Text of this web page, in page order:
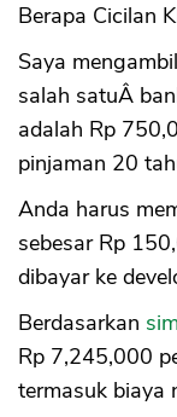
Berapa Cicilan
Saya
salah satuÂ
adalah Rp
pinjaman 20
Anda harus
sebesar Rp
dibayar ke
Berdasarkan
Rp 7,245,000
termasuk biaya